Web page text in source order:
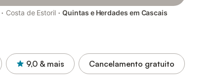
· Costa de Estoril · Quintas e Herdades em Cascais
9,0 & mais Cancelamento gratuito